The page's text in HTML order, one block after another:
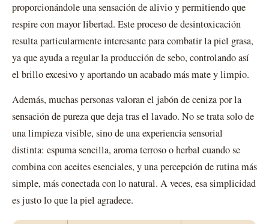
proporcionándole una sensación de alivio y permitiendo que
respire con mayor libertad. Este proceso de desintoxicación
resulta particularmente interesante para combatir la piel grasa,
ya que ayuda a regular la producción de sebo, controlando así
el brillo excesivo y aportando un acabado más mate y limpio.
Además, muchas personas valoran el jabón de ceniza por la
sensación de pureza que deja tras el lavado. No se trata solo de
una limpieza visible, sino de una experiencia sensorial
distinta: espuma sencilla, aroma terroso o herbal cuando se
combina con aceites esenciales, y una percepción de rutina más
simple, más conectada con lo natural. A veces, esa simplicidad
es justo lo que la piel agradece.